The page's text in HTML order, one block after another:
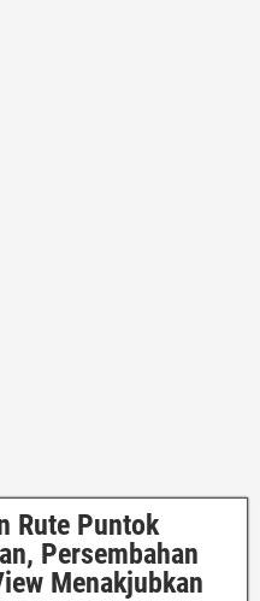
Rute Puntok
Persembahan
Menakjubkan